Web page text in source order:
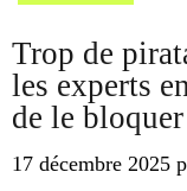
Trop de
les experts
de le bloquer
17 décembre 2025